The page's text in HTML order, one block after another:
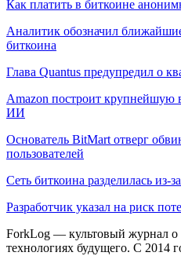
Как платить в биткоине
Аналитик обозначил
биткоина
Глава Quantus предупредил о
Amazon построит
ИИ
Основатель BitMart отверг
пользователей
Сеть биткоина разделилась из-
Разработчик указал на риск
ForkLog — культовый журнал о
технологиях будущего. С 2014